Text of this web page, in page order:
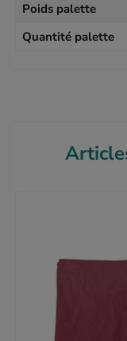
Poids palette
Quantité palette